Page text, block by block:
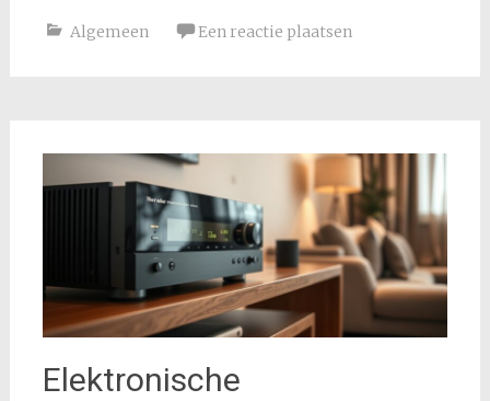
Algemeen Een reactie plaatsen
Elektronische